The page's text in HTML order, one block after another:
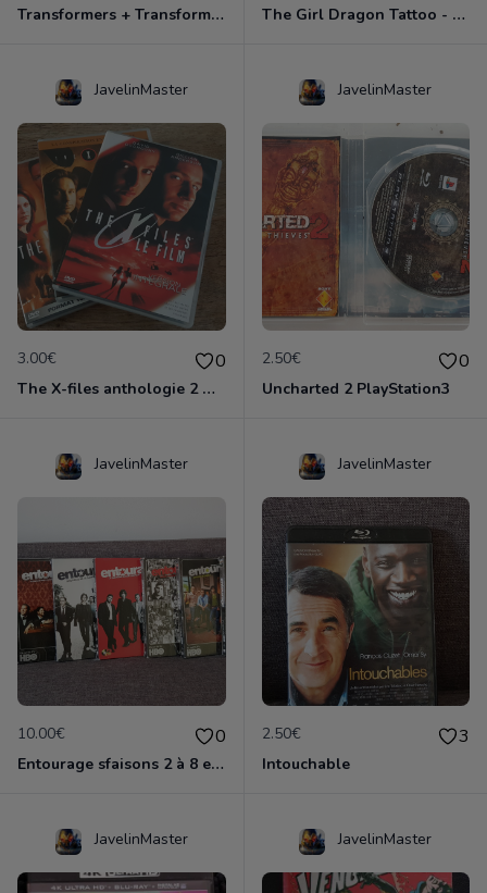
Transformers + Transformers 2 : La Revanche The Girl Dragon Tattoo - Blu-Ray
JavelinMaster
3.00€ 0
The X-files anthologie 2 DVD
JavelinMaster
2.50€ 0
Uncharted 2 PlayStation3
JavelinMaster
10.00€ 0
Entourage sfaisons 2 à 8 en dvd
JavelinMaster
2.50€ 3
Intouchable
JavelinMaster JavelinMaster